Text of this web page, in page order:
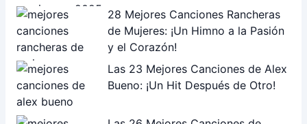
28 Mejores Canciones Rancheras
de Mujeres: ¡Un Himno a la Pasión
y el Corazón!
Las 23 Mejores Canciones de Alex
Bueno: ¡Un Hit Después de Otro!